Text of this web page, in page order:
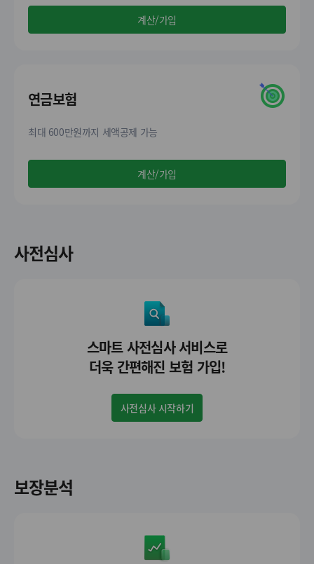
계산/가입
연금보험
최대 600만원까지 세액공제 가능
계산/가입
사전심사
스마트 사전심사 서비스로
더욱 간편해진 보험 가입!
사전심사 시작하기
보장분석